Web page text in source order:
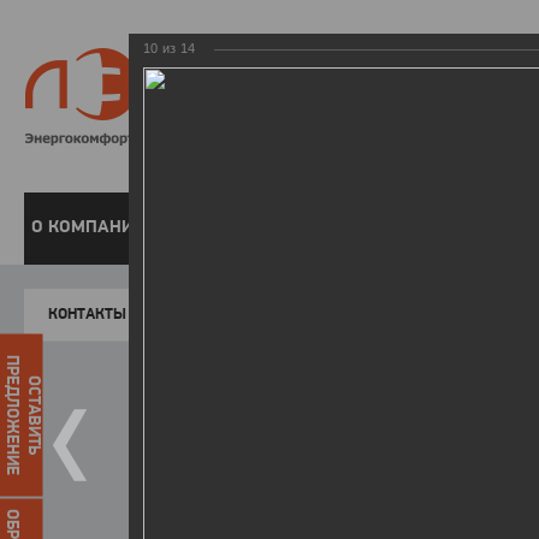
8 800
О КОМПАНИИ
КОНТАКТЫ
ОСТАВИТЬ
ПРЕДЛОЖЕНИЕ
10 из 14